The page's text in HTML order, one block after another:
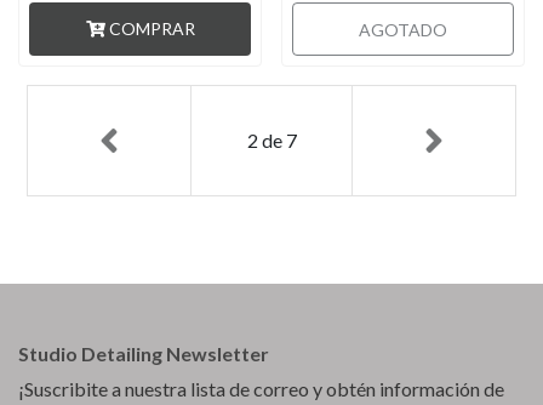
COMPRAR AGOTADO
2 de 7
Studio Detailing Newsletter
¡Suscribite a nuestra lista de correo y obtén información de